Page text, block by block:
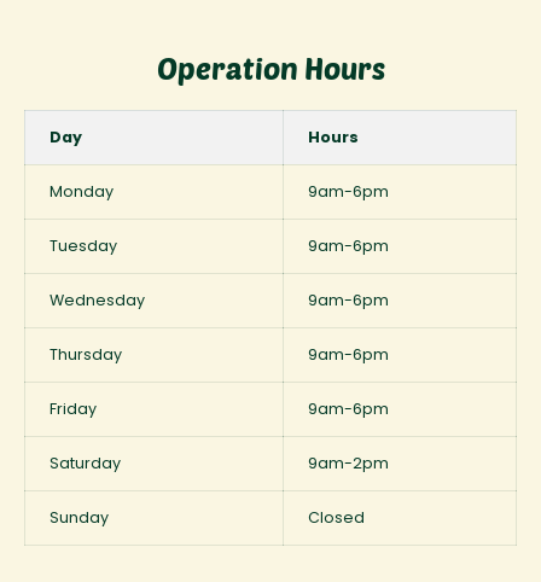
Operation Hours
Day Hours
Monday 9am-6pm
Tuesday 9am-6pm
Wednesday 9am-6pm
Thursday 9am-6pm
Friday 9am-6pm
Saturday 9am-2pm
Sunday Closed